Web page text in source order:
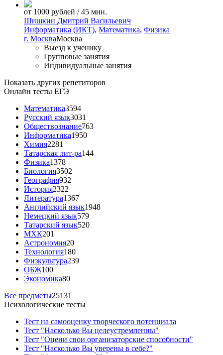
от 1000 рублей / 45 мин.
Шишкин Дмитрий Васильевич
Информатика (ИКТ), Математика, Физика
г. МоскваМосква
Выезд к ученику
Групповые занятия
Индивидуальные занятия
Показать других репетиторов
Онлайн тесты ЕГЭ
Математика3594
Русский язык3031
Обществознание763
Информатика1950
Химия2281
Татарская лит-ра144
Физика1378
Биология3502
География932
История2322
Литература1367
Английский язык1948
Немецкий язык579
Татарский язык520
МХК201
Астрономия20
Технология180
Физкультура239
ОБЖ100
Экономика80
Все предметы25131
Психологические тесты
Тест на самооценку творческого потенциала
Тест "Насколько Вы целеустремленны"
Тест "Оцени свои организаторские способности"
Тест "Насколько Вы уверены в себе?"